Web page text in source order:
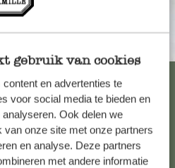
gebruik van cookies
en advertenties te
voor social media te bieden en
Ook delen we
van onze site met onze partners
en analyse. Deze partners
met andere informatie
Hilfe